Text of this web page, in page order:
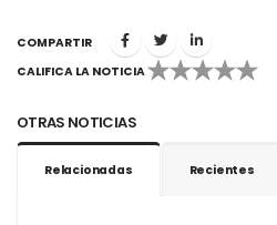
COMPARTIR
CALIFICA LA NOTICIA
1 2 3 4 5
OTRAS NOTICIAS
Relacionadas Recientes